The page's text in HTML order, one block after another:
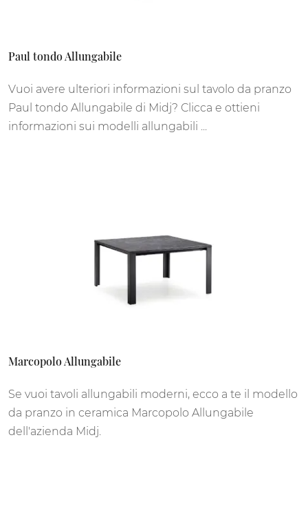
Paul tondo Allungabile
Vuoi avere ulteriori informazioni sul tavolo da pranzo
Paul tondo Allungabile di Midj? Clicca e ottieni
informazioni sui modelli allungabili ...
Marcopolo Allungabile
Se vuoi tavoli allungabili moderni, ecco a te il modello
da pranzo in ceramica Marcopolo Allungabile
dell'azienda Midj.